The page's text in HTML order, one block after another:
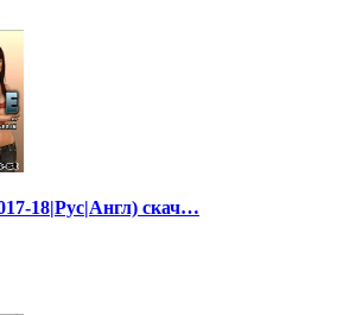
18|Рус|Англ) скач…